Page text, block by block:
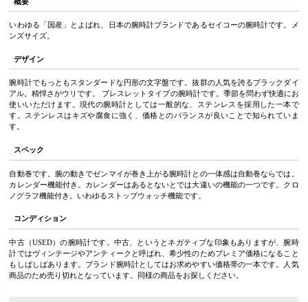
いわゆる「国産」とよばれ、日本の腕時計ブランドであるセイコーの腕時計です。メ
ンズサイズ。
デザイン
腕時計でもっともスタンダードな円形の文字盤です。抜群の人気を誇るブラックダイ
アル。精悍さがウリです。 ブレスレットタイプの腕時計です。季節を問わず快適にお
使いいただけます。現代の腕時計としては一般的な、ステンレスを採用した一本で
す。ステンレスはキズや腐食に強く、価格とのバランスが良いことで知られていま
す。
スペック
自動巻です。腕の動きでゼンマイが巻き上がる腕時計との一体感は自動巻ならでは。
カレンダー機能付き。カレンダーはあるとないとでは大違いの機能の一つです。クロ
ノグラフ機能付き。いわゆるストップウォッチ機能です。
コンディション
中古（USED）の腕時計です。中古、というとネガティブな印象もありますが、腕時
計ではヴィンテージやアンティークと呼ばれ、希少性のためプレミア価格になること
もしばしばあります。ブランド腕時計としてはお求めやすい価格帯の一本です。人気
商品のため売り切れとなっています。同様の商品をお探しください。